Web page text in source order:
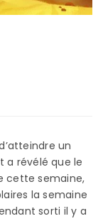
un
a révélé que le
cette semaine,
la semaine
sorti il y a